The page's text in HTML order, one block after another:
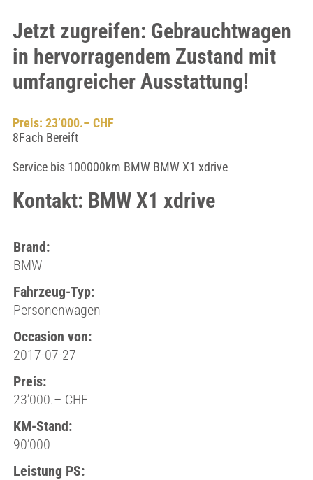
Jetzt zugreifen: Gebrauchtwagen
in hervorragendem Zustand mit
umfangreicher Ausstattung!
Preis: 23’000.– CHF
8Fach Bereift
Service bis 100000km BMW BMW X1 xdrive
Kontakt: BMW X1 xdrive
Brand:
BMW
Fahrzeug-Typ:
Personenwagen
Occasion von:
2017-07-27
Preis:
23’000.– CHF
KM-Stand:
90’000
Leistung PS: